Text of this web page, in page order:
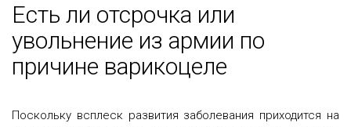
Есть ли отсрочка или
увольнение из армии по
причине варикоцеле
Поскольку всплеск развития заболевания приходится на